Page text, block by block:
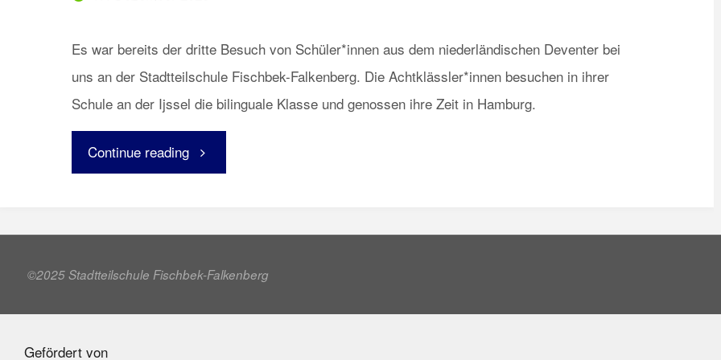
Es war bereits der dritte Besuch von Schüler*innen aus dem niederländischen Deventer bei
uns an der Stadtteilschule Fischbek-Falkenberg. Die Achtklässler*innen besuchen in ihrer
Schule an der Ijssel die bilinguale Klasse und genossen ihre Zeit in Hamburg.
Continue reading"Besuch
den
Niederlanden"
©2025 Stadtteilschule Fischbek-Falkenberg
Gefördert von